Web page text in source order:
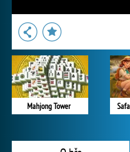
Mahjong Tower